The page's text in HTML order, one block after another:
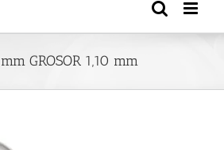
GROSOR 1,10 mm